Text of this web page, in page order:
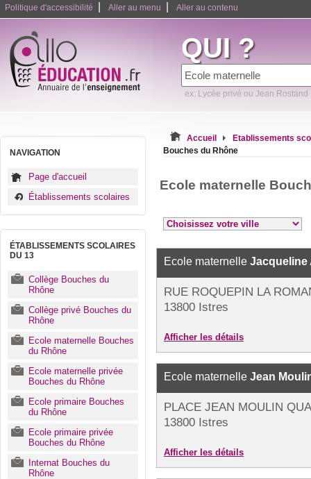
Politique d'accessibilité Aller au menu Aller au contenu
QUI ?
ex: Lycée privé ou Jean Rostand
NAVIGATION
Page d'accueil
Établissements scolaires
ÉTABLISSEMENTS SCOLAIRES
DU 13
Collège Bouches du
Rhône
Collège privé Bouches du
Rhône
Ecole maternelle Bouches
du Rhône
Ecole maternelle privée
Bouches du Rhône
Ecole primaire Bouches
du Rhône
Ecole primaire privée
Bouches du Rhône
Internat Bouches du
Rhône
Accueil
Etablissements
Bouches du Rhône
Ecole maternelle
Ecole maternelle Jacqueline
RUE ROQUEPIN LA
13800 Istres
Afficher les détails
Ecole maternelle Jean
PLACE JEAN MOULIN
13800 Istres
Afficher les détails